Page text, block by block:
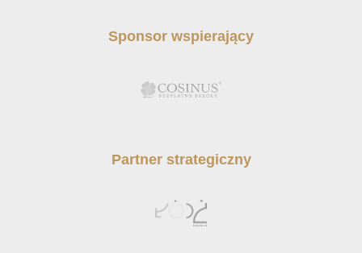
Sponsor wspierający
Partner strategiczny